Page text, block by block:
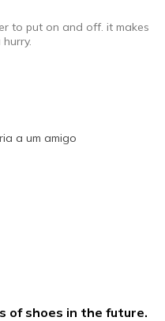
to put on and off. it makes
a um amigo
of shoes in the future.